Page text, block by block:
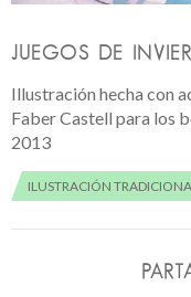
JUEGOS DE
Illustración hecha con
Faber Castell para los
2013
ILUSTRACIÓN